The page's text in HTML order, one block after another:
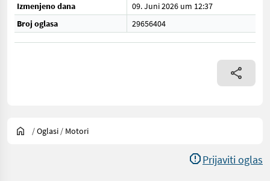
Izmenjeno dana
09. Juni 2026 um 12:37
Broj oglasa
29656404
/Oglasi / Motori
Prijaviti oglas